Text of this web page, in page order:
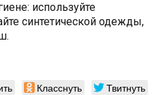
используйте
синтетической одежды,
Класснуть Твитнуть